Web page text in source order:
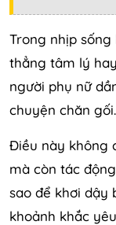
Trong nhịp
thẳng tâm lý
người phụ nữ
chuyện chăn gối.
Điều này không
mà còn tác
sao để khơi dậy
khoảnh khắc